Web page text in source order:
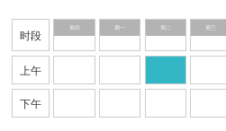
时段
上午
下午
周日 周一 周三